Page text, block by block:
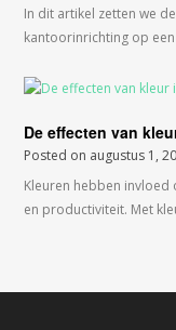
In dit artikel zetten we
kantoorinrichting op
De effecten van
Posted on augustus 1,
Kleuren hebben
en productiviteit. Met